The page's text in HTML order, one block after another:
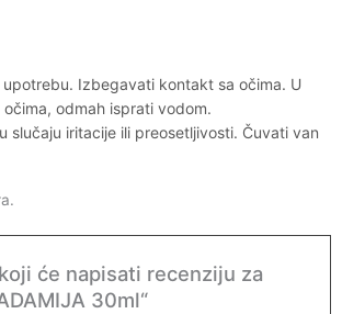
upotrebu. Izbegavati kontakt sa očima. U
odmah isprati vodom.
slučaju iritacije ili preosetljivosti. Čuvati van
će napisati recenziju za
30ml“